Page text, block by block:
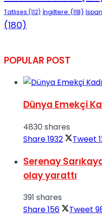
Tatlıses (112) İngiltere (118)
(180)
POPULAR POST
Dünya Emekçi
4830 shares
Share1932 Tweet
Serenay
olay yarattı
391 shares
Share156 Tweet